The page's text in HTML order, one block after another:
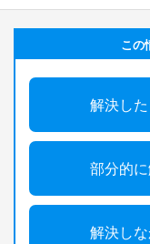
この
解決した
部分的
解決し